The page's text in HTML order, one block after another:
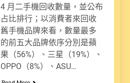
4 月二手機回收數量，並公布
占比排行；以消費者來回收
舊手機品牌來看，數量最多
的前五大品牌依序分別是蘋
果（56%）、三星（19%）、
OPPO（8%）、ASU…